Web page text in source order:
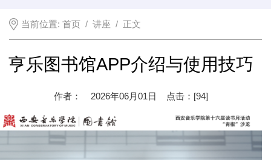
当前位置: 首页 / 讲座 / 正文
亨乐图书馆APP介绍与使用技巧
作者： 2026年06月01日 点击：[94]